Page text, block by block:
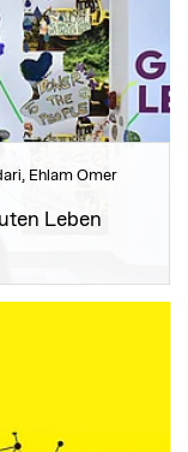
Ehlam Omer
Leben